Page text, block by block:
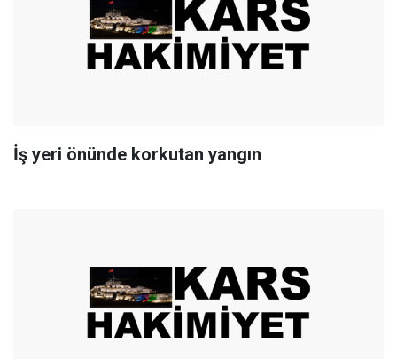
İş yeri önünde korkutan yangın